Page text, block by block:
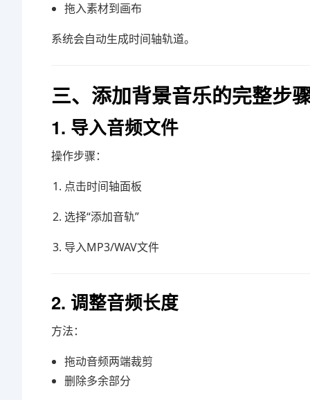
拖入素材到画布
系统会自动生成时间轴轨道。
三、添加背景音乐的完整步
1. 导入音频文件
操作步骤：
点击时间轴面板
选择“添加音轨”
导入MP3/WAV文件
2. 调整音频长度
方法：
拖动音频两端裁剪
删除多余部分